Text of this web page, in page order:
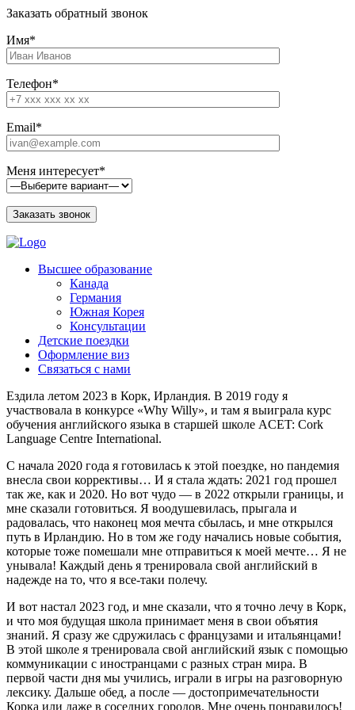
Заказать обратный звонок
Имя*
Телефон*
Email*
Меня интересует*
Высшее образование
Канада
Германия
Южная Корея
Консультации
Детские поездки
Оформление виз
Связаться с нами
Ездила летом 2023 в Корк, Ирландия. В 2019 году я
участвовала в конкурсе «Why Willy», и там я выиграла курс
обучения английского языка в старшей школе ACET: Cork
Language Centre International.
С начала 2020 года я готовилась к этой поездке, но пандемия
внесла свои коррективы… И я стала ждать: 2021 год прошел
так же, как и 2020. Но вот чудо — в 2022 открыли границы, и
мне сказали готовиться. Я воодушевилась, прыгала и
радовалась, что наконец моя мечта сбылась, и мне открылся
путь в Ирландию. Но в том же году начались новые события,
которые тоже помешали мне отправиться к моей мечте… Я не
унывала! Каждый день я тренировала свой английский в
надежде на то, что я все-таки полечу.
И вот настал 2023 год, и мне сказали, что я точно лечу в Корк,
и что моя будущая школа принимает меня в свои объятия
знаний. Я сразу же сдружилась с французами и итальянцами!
В этой школе я тренировала свой английский язык с помощью
коммуникации с иностранцами с разных стран мира. В
первой части дня мы учились, играли в игры на разговорную
лексику. Дальше обед, а после — достопримечательности
Корка или даже в соседних городов. Мне очень понравилось!